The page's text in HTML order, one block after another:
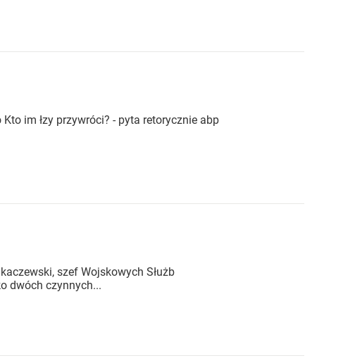
im łzy przywróci? - pyta retorycznie abp
szef Wojskowych Służb
dwóch czynnych...